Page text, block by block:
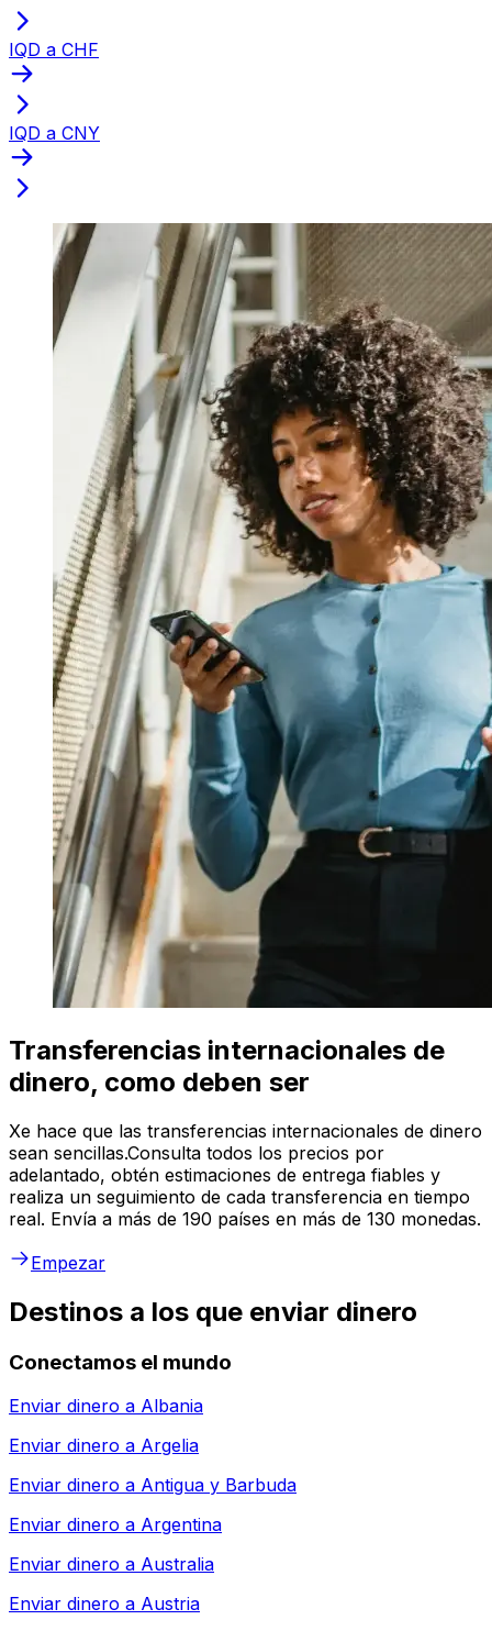
IQD a CHF
IQD a CNY
Transferencias internacionales de
dinero, como deben ser
Xe hace que las transferencias internacionales de dinero
sean sencillas.Consulta todos los precios por
adelantado, obtén estimaciones de entrega fiables y
realiza un seguimiento de cada transferencia en tiempo
real. Envía a más de 190 países en más de 130 monedas.
Empezar
Destinos a los que enviar dinero
Conectamos el mundo
Enviar dinero a Albania
Enviar dinero a Argelia
Enviar dinero a Antigua y Barbuda
Enviar dinero a Argentina
Enviar dinero a Australia
Enviar dinero a Austria